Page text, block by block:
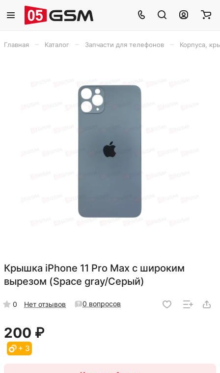
Главная Каталог Запчасти для телефонов Корпуса,
Крышка iPhone 11 Pro Max с широким
вырезом (Space gray/Серый)
0 Нет отзывов 0 вопросов
200 ₽
+ 3